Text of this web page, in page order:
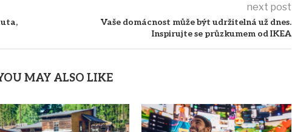
next post
Vaše domácnost může být udržitelná už dnes.
Inspirujte se průzkumem od IKEA
MAY ALSO LIKE